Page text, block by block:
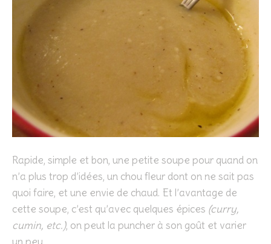
Rapide, simple et bon, une petite soupe pour quand on
n’a plus trop d’idées, un chou fleur dont on ne sait pas
quoi faire, et une envie de chaud. Et l’avantage de
cette soupe, c’est qu’avec quelques épices (curry,
cumin, etc.), on peut la puncher à son goût et varier